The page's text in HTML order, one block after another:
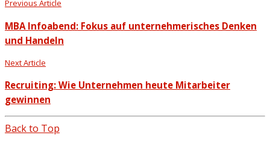
Previous Article
MBA Infoabend: Fokus auf unternehmerisches Denken
und Handeln
Next Article
Recruiting: Wie Unternehmen heute Mitarbeiter
gewinnen
Back to Top